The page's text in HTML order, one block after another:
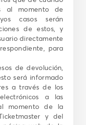
al momento de
casos serán
de estos, y
directamente
para
de devolución,
será informado
a través de los
a las
momento de la
y del